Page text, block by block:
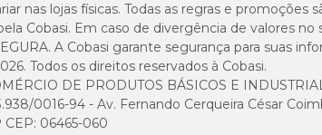
nas lojas físicas. Todas as regras e promoções
Cobasi. Em caso de divergência de valores
A Cobasi garante segurança para suas
Todos os direitos reservados à Cobasi.
DE PRODUTOS BÁSICOS E
0016-94 - Av. Fernando Cerqueira César
CEP: 06465-060